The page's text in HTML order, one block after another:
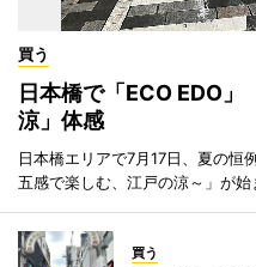
買う
日本橋で「ECO EDO
涼」体感
日本橋エリアで7月17日、夏の恒
五感で楽しむ、江戸の涼～」が始
買う